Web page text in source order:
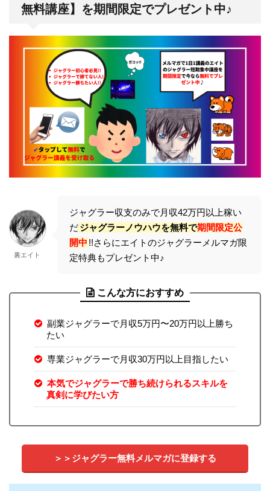
無料講座】を期間限定でプレゼント中♪
裏エイト
ジャグラー収支のみで月収42万円以上稼い
だジャグラーノウハウを無料で期間限定公
開中 !!さらにエイトのジャグラーメルマガ限
定特典もプレゼント中♪
こんな方におすすめ
副業ジャグラーで月収5万円〜20万円以上勝ち
たい
専業ジャグラーで月収30万円以上目指したい
本気でジャグラーで勝ち続けられるスキルを
真剣に学びたい方
＞＞ジャグラー無料メルマガに登録する